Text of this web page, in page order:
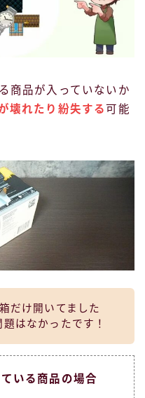
商品が入っていないか
壊れたり紛失する可能
だけ開いてました
はなかったです！
いる商品の場合